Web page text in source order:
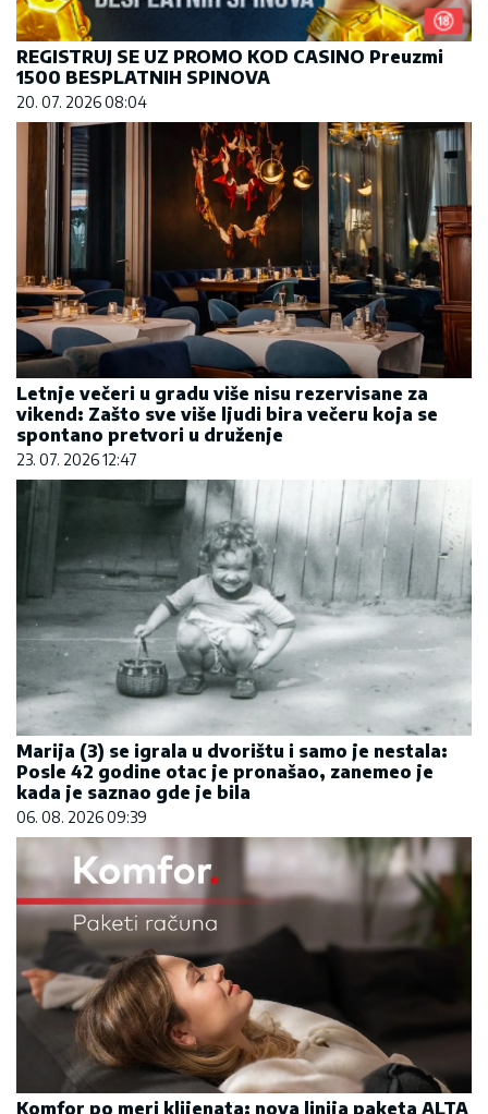
REGISTRUJ SE UZ PROMO KOD CASINO Preuzmi
1500 BESPLATNIH SPINOVA
20. 07. 2026 08:04
Letnje večeri u gradu više nisu rezervisane za
vikend: Zašto sve više ljudi bira večeru koja se
spontano pretvori u druženje
23. 07. 2026 12:47
Marija (3) se igrala u dvorištu i samo je nestala:
Posle 42 godine otac je pronašao, zanemeo je
kada je saznao gde je bila
06. 08. 2026 09:39
Komfor po meri klijenata: nova linija paketa ALTA